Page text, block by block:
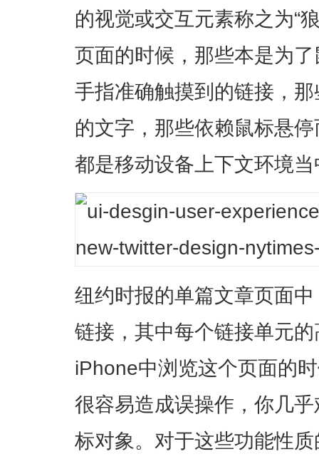
的视觉或交互元素称之为“
页面的时候，那些本是为
手指准确触摸到的链接，
的文字，那些依赖鼠标悬
都是移动设备上下文环境
纽约时报的单篇文章页面
链接，其中每个链接单元
iPhone中浏览这个页面的
很容易造成误操作，你几
标对象。对于这些功能性